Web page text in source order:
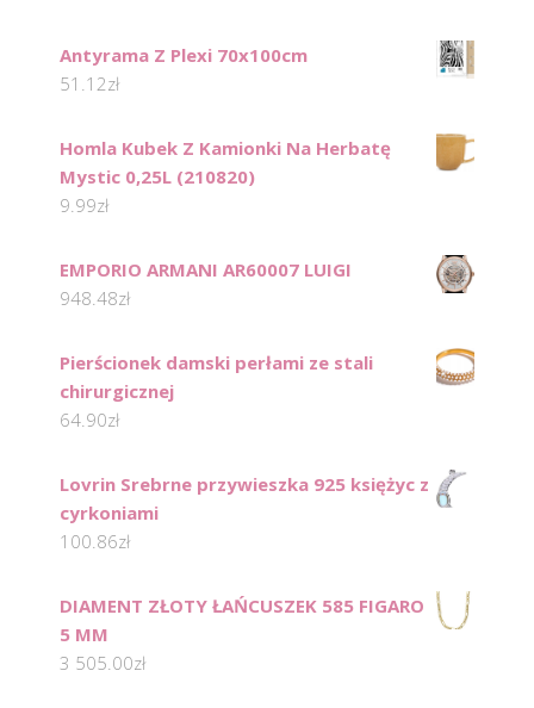
Antyrama Z Plexi 70x100cm
51.12zł
Homla Kubek Z Kamionki Na Herbatę
Mystic 0,25L (210820)
9.99zł
EMPORIO ARMANI AR60007 LUIGI
948.48zł
Pierścionek damski perłami ze stali
chirurgicznej
64.90zł
Lovrin Srebrne przywieszka 925 księżyc z
cyrkoniami
100.86zł
DIAMENT ZŁOTY ŁAŃCUSZEK 585 FIGARO
5 MM
3 505.00zł